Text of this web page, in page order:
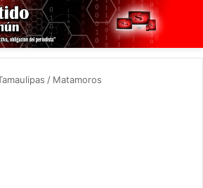
/ Matamoros